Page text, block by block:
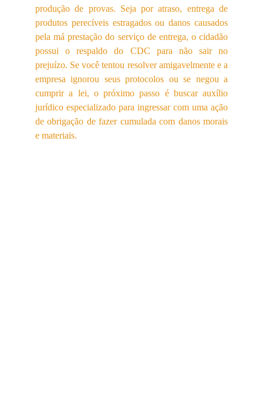
produção de provas. Seja por atraso, entrega de
produtos perecíveis estragados ou danos causados
pela má prestação do serviço de entrega, o cidadão
possui o respaldo do CDC para não sair no
prejuízo. Se você tentou resolver amigavelmente e a
empresa ignorou seus protocolos ou se negou a
cumprir a lei, o próximo passo é buscar auxílio
jurídico especializado para ingressar com uma ação
de obrigação de fazer cumulada com danos morais
e materiais.